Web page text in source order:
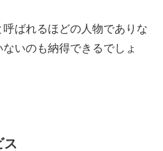
ばれるほどの人物でありな
いのも納得できるでしょ
ス